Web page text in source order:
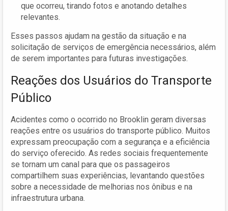
que ocorreu, tirando fotos e anotando detalhes
relevantes.
Esses passos ajudam na gestão da situação e na
solicitação de serviços de emergência necessários, além
de serem importantes para futuras investigações.
Reações dos Usuários do Transporte
Público
Acidentes como o ocorrido no Brooklin geram diversas
reações entre os usuários do transporte público. Muitos
expressam preocupação com a segurança e a eficiência
do serviço oferecido. As redes sociais frequentemente
se tornam um canal para que os passageiros
compartilhem suas experiências, levantando questões
sobre a necessidade de melhorias nos ônibus e na
infraestrutura urbana.